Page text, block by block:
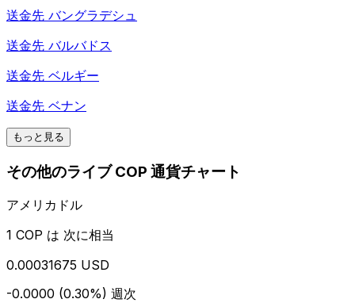
送金先 バングラデシュ
送金先 バルバドス
送金先 ベルギー
送金先 ベナン
もっと見る
その他のライブ COP 通貨チャート
アメリカドル
1 COP は 次に相当
0.00031675 USD
-0.0000 (0.30%) 週次